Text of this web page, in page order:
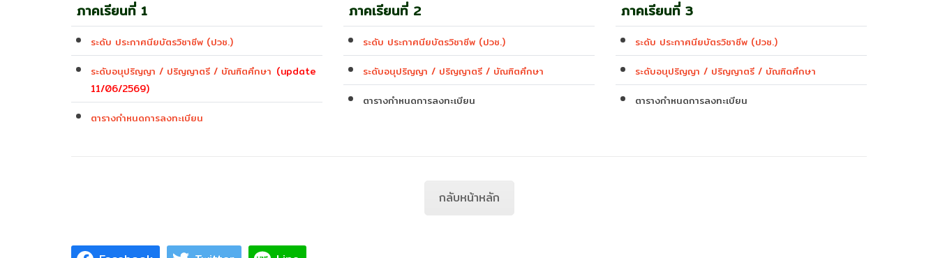
อัตราค่าธรรมเนียม
คู่มือ/ขั้นตอน
บุคลากร
คณะกรรมการบริหารกองบริการการศึกษา
คู่มือปฏิบัติงานของกองบริการการศึกษา
ภาคเรียนที่ 1
ระดับ ประกาศนียบัตรวิชาชีพ (ปวช.)
ระดับอนุปริญญา / ปริญญาตรี / บัณฑิตศึกษา (update
11/06/2569)
ตารางกำหนดการลงทะเบียน
ภาคเรียนที่ 2
ระดับ ประกาศนียบัตรวิชาชีพ (ปวช.)
ระดับอนุปริญญา / ปริญญาตรี / บัณฑิตศึกษา
ตารางกำหนดการลงทะเบียน
ภาคเรียนที่ 3
ระดับ ประกาศนียบัตรวิชาชีพ (ปวช.)
ระดับอนุปริญญา / ปริญญาตรี / บัณฑิตศึกษา
ตารางกำหนดการลงทะเบียน
กลับหน้าหลัก